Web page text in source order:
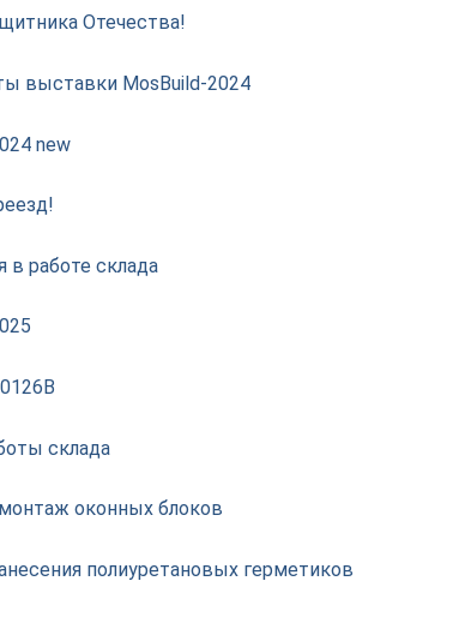
Отечества!
выставки MosBuild-2024
new
в работе склада
склада
оконных блоков
полиуретановых герметиков